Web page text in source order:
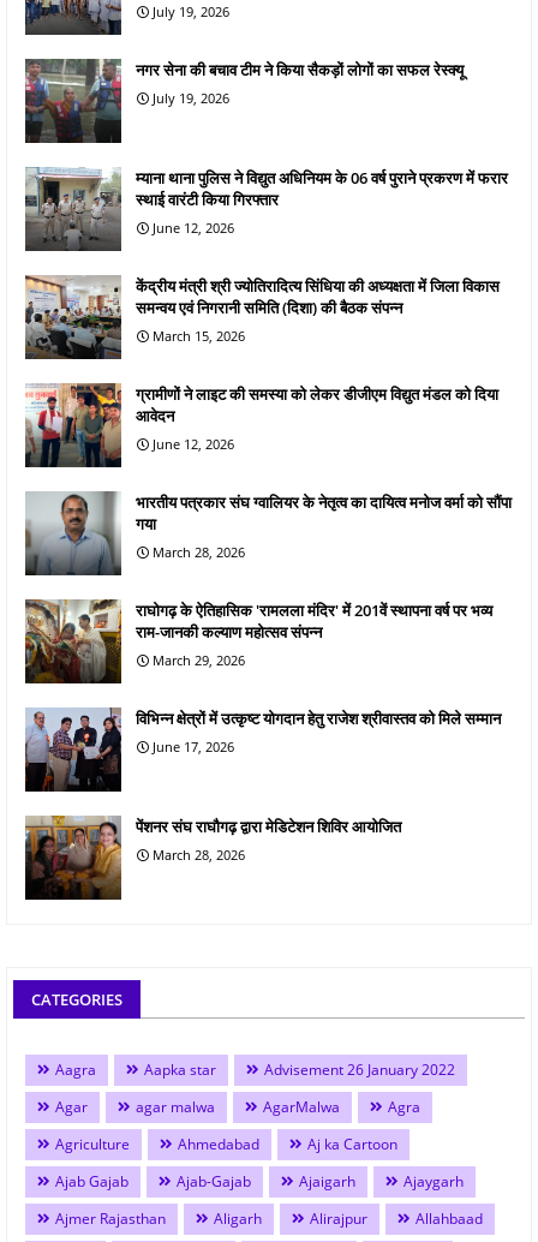
July 19, 2026
नगर सेना की बचाव टीम ने किया सैकड़ों लोगों का सफल रेस्क्यू
July 19, 2026
म्याना थाना पुलिस ने विद्युत अधिनियम के 06 वर्ष पुराने प्रकरण में फरार
स्थाई वारंटी किया गिरफ्तार
June 12, 2026
केंद्रीय मंत्री श्री ज्योतिरादित्य सिंधिया की अध्यक्षता में जिला विकास
समन्वय एवं निगरानी समिति (दिशा) की बैठक संपन्न
March 15, 2026
ग्रामीणों ने लाइट की समस्या को लेकर डीजीएम विद्युत मंडल को दिया
आवेदन
June 12, 2026
भारतीय पत्रकार संघ ग्वालियर के नेतृत्व का दायित्व मनोज वर्मा को सौंपा
गया
March 28, 2026
राघोगढ़ के ऐतिहासिक 'रामलला मंदिर' में 201वें स्थापना वर्ष पर भव्य
राम-जानकी कल्याण महोत्सव संपन्न
March 29, 2026
विभिन्न क्षेत्रों में उत्कृष्ट योगदान हेतु राजेश श्रीवास्तव को मिले सम्मान
June 17, 2026
पेंशनर संघ राघौगढ़ द्वारा मेडिटेशन शिविर आयोजित
March 28, 2026
CATEGORIES
Aagra Aapka star
Advisement 26 January 2022
Agar
agar malwa AgarMalwa
Agra
Agriculture
Ahmedabad
Aj ka Cartoon
Ajab Gajab
Ajab-Gajab Ajaigarh
Ajaygarh
Ajmer Rajasthan
Aligarh Alirajpur Allahbaad